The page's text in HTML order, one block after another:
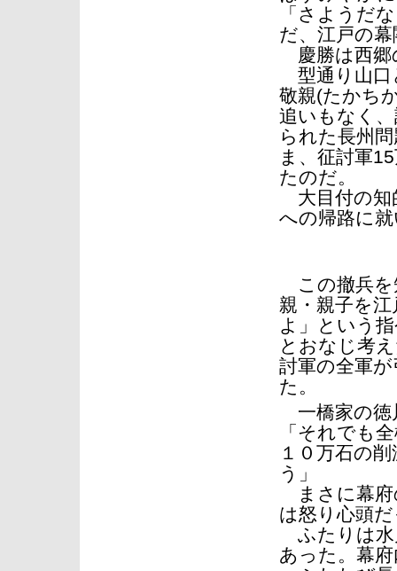
「さようだ
だ、江戸の
慶勝は西郷
型通り山口
敬親(たかち
追いもなく
られた長州
ま、征討軍
たのだ。
大目付の知
への帰路に
この撤兵を
親・親子を
よ」という
とおなじ考
討軍の全軍
た。
一橋家の徳
「それでも
１０万石の
う」
まさに幕府
は怒り心頭
ふたりは水
あった。幕